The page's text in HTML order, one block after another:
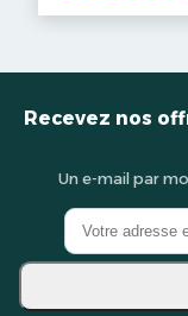
Recevez nos
Un e-mail par